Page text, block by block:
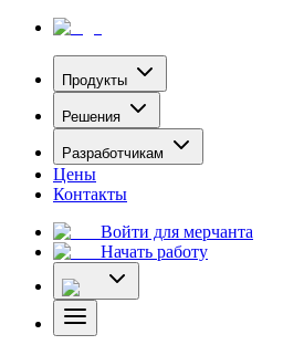
Продукты
Решения
Разработчикам
Цены
Контакты
Войти для мерчанта
Начать работу